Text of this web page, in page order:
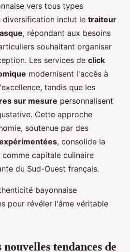
vers tous types
diversification inclut le traiteur
, répondant aux besoins
souhaitant organiser
Les services de click
modernisent l'accès à
tandis que les
sur mesure personnalisent
Cette approche
soutenue par des
, consolide la
capitale culinaire
du Sud-Ouest français.
bayonnaise
pour révéler l'âme véritable
nouvelles tendances de